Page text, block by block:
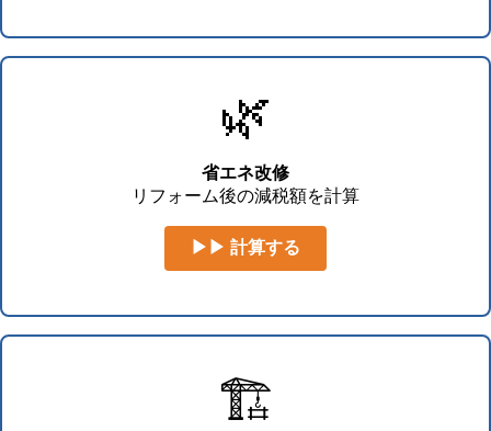
🌿
省エネ改修
リフォーム後の減税額を計算
▶▶ 計算する
🏗️